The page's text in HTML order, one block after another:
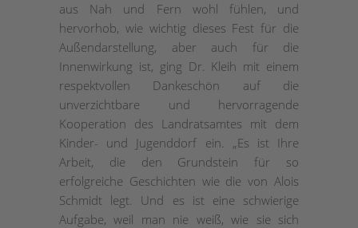
aus Nah und Fern wohl fühlen, und
hervorhob, wie wichtig dieses Fest für die
Außendarstellung, aber auch für die
Innenwirkung ist, ging Dr. Kleih mit einem
respektvollen Dankeschön auf die
unverzichtbare und hervorragende
Kooperation des Landratsamtes mit dem
Kinder- und Jugenddorf ein. „Es ist Ihre
Arbeit, die den Grundstein für so
erfolgreiche Geschichten wie die von Alois
Schmidt legt. Und es ist eine schwierige
Aufgabe, weil man nie weiß, wie sie sich